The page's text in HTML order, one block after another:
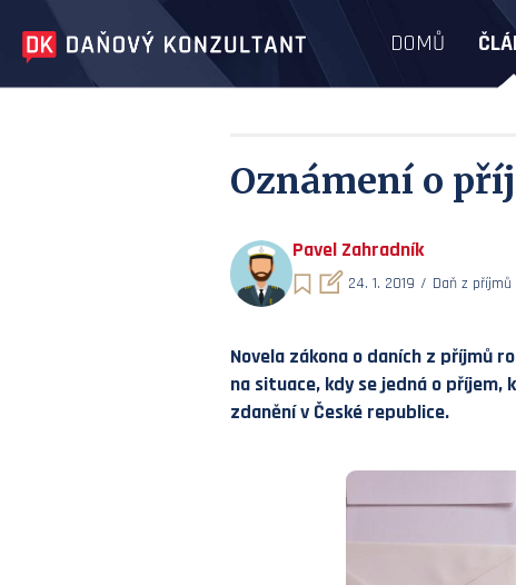
DOMŮ
Oznámení o
Pavel Zahradník
24. 1. 2019 Daň z příjmů
Novela zákona o daních z příjmů
na situace, kdy se jedná o příjem,
zdanění v České republice.